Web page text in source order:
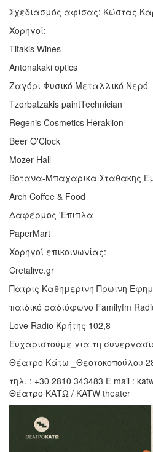
Σχεδιασμός αφίσας: Κώστας
Χορηγοί:
Titakis Wines
Antonakaki optics
Ζαγόρι Φυσικό Μεταλλικό Νερό
Tzorbatzakis paintTechnician
Regenis Cosmetics Heraklion
Beer O'Clock
Mozer Hall
Βοτανα-Μπαχαρικα Σταθακης
Arch Coffee & Food
Δαφέρμος 'Επιπλα
PaperMart
Χορηγοί επικοινωνίας:
Cretalive.gr
Πατρις Καθημερινη Πρωινη
παιδικό ραδιόφωνο Familyfm
Love Radio Κρήτης 102,8
Ευχαριστούμε για τη
Θέατρο Κάτω _Θεοτοκοπούλου
τηλ. : +30 2810 343483 E mail :
Θέατρο ΚΑΤΩ / KATW theater